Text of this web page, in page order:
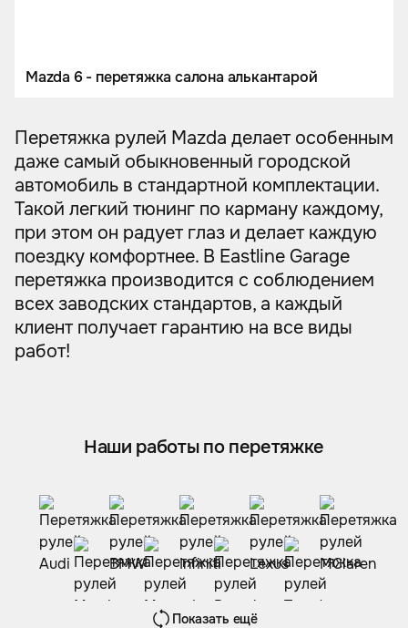
Mazda 6 - перетяжка салона алькантарой
Перетяжка рулей Mazda делает особенным
даже самый обыкновенный городской
автомобиль в стандартной комплектации.
Такой легкий тюнинг по карману каждому,
при этом он радует глаз и делает каждую
поездку комфортнее. В Eastline Garage
перетяжка производится с соблюдением
всех заводских стандартов, а каждый
клиент получает гарантию на все виды
работ!
Наши работы по перетяжке
Показать ещё